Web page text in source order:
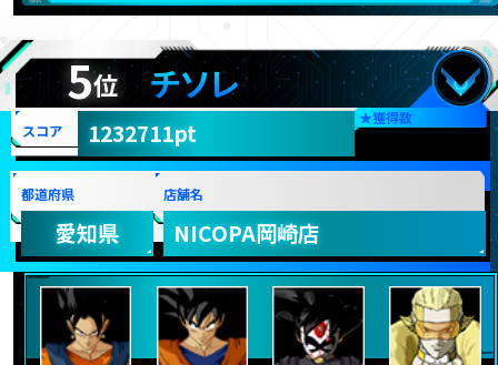
5位 チソレ
★獲得数
スコア 1232711pt
都道府県
愛知県
店舗名
NICOPA岡崎店